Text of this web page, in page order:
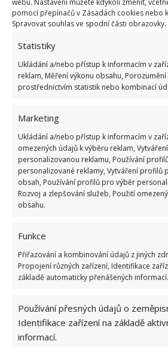
pomocí přepínačů v Zásadách cookies nebo
Spravovat souhlas ve spodní části obrazovky.
Statistiky
Ukládání a/nebo přístup k informacím v
reklam, Měření výkonu obsahu,
prostřednictvím statistik nebo kombinací
Marketing
Ukládání a/nebo přístup k informacím v
omezených údajů k výběru reklam,
personalizovanou reklamu, Používání
personalizované reklamy, Vytváření profilů
obsah, Používání profilů pro výběr
Rozvoj a zlepšování služeb, Použití
obsahu.
Funkce
Přiřazování a kombinování údajů z jiných
Propojení různých zařízení, Identifikace
základě automaticky přenášených informací.
Používání přesných údajů o
Identifikace zařízení na základě
informací.
Pokud by vám dřevěné
mohou být místem, kde by
začít usazovat bakterie.
Jestli vám dřevěný
zpracovávali (česnek, cibule,
vy nechcete, aby se pachy
můžete ho potřít citronem